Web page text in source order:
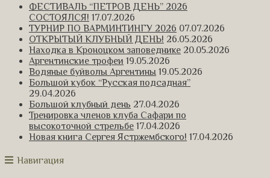
ФЕСТИВАЛЬ “ПЕТРОВ ДЕНЬ” 2026
СОСТОЯЛСЯ! 17.07.2026
ТУРНИР ПО ВАРМИНТИНГУ 2026 07.07.2026
ОТКРЫТЫЙ КЛУБНЫЙ ДЕНЬ! 26.05.2026
Находка в Кроноцком заповеднике 20.05.2026
Аргентинские трофеи 19.05.2026
Водяные буйволы Аргентины 19.05.2026
Большой кубок “Русская подсадная”
29.04.2026
Большой клубный день 27.04.2026
Тренировка членов клуба Сафари по
высокоточной стрельбе 17.04.2026
Новая книга Сергея Ястржембского! 17.04.2026
Навигация